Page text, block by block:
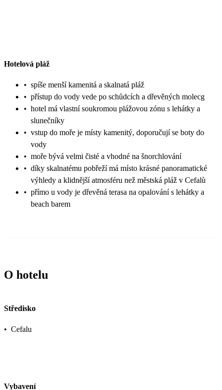
Hotelová pláž
• spíše menší kamenitá a skalnatá pláž
• přístup do vody vede po schůdcích a dřevěných molecg
• hotel má vlastní soukromou plážovou zónu s lehátky a
slunečníky
• vstup do moře je místy kamenitý, doporučují se boty do
vody
• moře bývá velmi čisté a vhodné na šnorchlování
• díky skalnatému pobřeží má místo krásné panoramatické
výhledy a klidnější atmosféru než městská pláž v Cefalù
• přímo u vody je dřevěná terasa na opalování s lehátky a
beach barem
O hotelu
Středisko
• Cefalu
Vybavení